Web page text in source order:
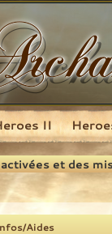
II
et des
Aides